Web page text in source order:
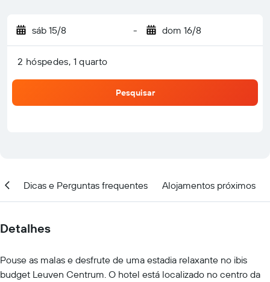
sáb 15/8 - dom 16/8
2 hóspedes, 1 quarto
Pesquisar
Dicas e Perguntas frequentes Alojamentos próximos
Detalhes
Pouse as malas e desfrute de uma estadia relaxante no ibis
budget Leuven Centrum. O hotel está localizado no centro da